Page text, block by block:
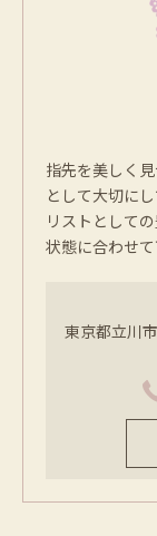
指先を美しく
として大切に
リストとして
状態に合わせて
東京都立川